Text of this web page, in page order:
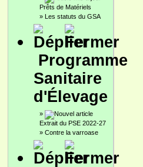
Prêts de Matériels
» Les statuts du GSA
Programme
Sanitaire
d'Élevage
»
Extrait du PSE 2022-27
» Contre la varroase